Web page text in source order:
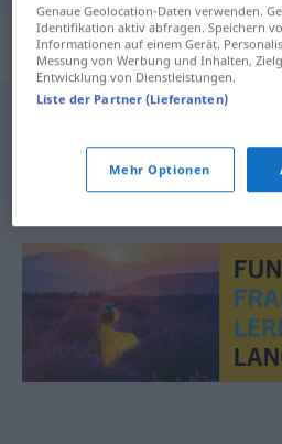
Synonyme für
© myThes Dicollecte
Genaue Geolocation-Daten verwenden.
Identifikation aktiv abfragen. Speichern
Informationen auf einem Gerät.
Messung von Werbung und Inhalten,
Entwicklung von Dienstleistungen.
Liste der Partner (Lieferanten)
Mehr Optionen